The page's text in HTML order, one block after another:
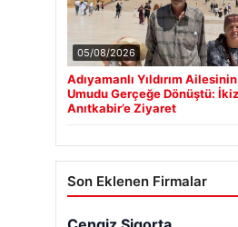
05/08/2026
Adıyamanlı Yıldırım
Umudu Gerçeğe Dönüştü: İkiz
Anıtkabir’e Ziyaret
Son Eklenen Firmalar